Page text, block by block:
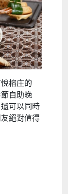
榕庄的
自助晚
可以同時
絕對值得